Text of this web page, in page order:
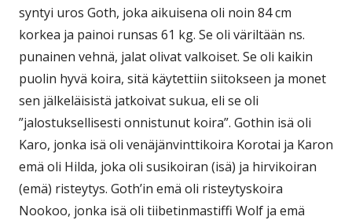
syntyi uros Goth, joka aikuisena oli noin 84 cm
korkea ja painoi runsas 61 kg. Se oli väriltään ns.
punainen vehnä, jalat olivat valkoiset. Se oli kaikin
puolin hyvä koira, sitä käytettiin siitokseen ja monet
sen jälkeläisistä jatkoivat sukua, eli se oli
”jalostuksellisesti onnistunut koira”. Gothin isä oli
Karo, jonka isä oli venäjänvinttikoira Korotai ja Karon
emä oli Hilda, joka oli susikoiran (isä) ja hirvikoiran
(emä) risteytys. Goth’in emä oli risteytyskoira
Nookoo, jonka isä oli tiibetinmastiffi Wolf ja emä